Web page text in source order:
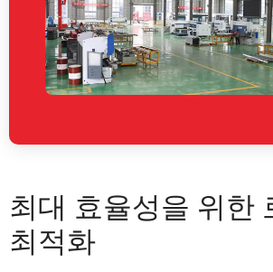
최대 효율성을 위한
최적화